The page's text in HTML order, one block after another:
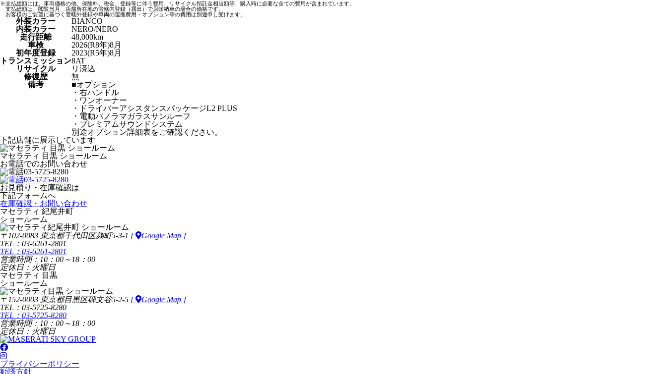
※支払総額には、車両価格の他、保険料、税金、登録等に伴う費用、リサイクル預託金相当額等、購入時に必要な全ての費用が含まれています。
支払総額は、閲覧当月、店舗所在地の管轄内登録（届出）で店頭納車の場合の価格です。
お客様のご要望に基づく管轄外登録や車両の運搬費用・オプション等の費用は別途申し受けます。
外装カラー
BIANCO
内装カラー
NERO/NERO
走行距離
48,000km
車検
2026(R8年)8月
初年度登録
2023(R5年)8月
トランスミッション8AT
リサイクル
リ済込
修復歴
無
備考
■オプション
・右ハンドル
・ワンオーナー
・ドライバーアシスタンスパッケージL2 PLUS
・電動パノラマガラスサンルーフ
・プレミアムサウンドシステム
別途オプション詳細表をご確認ください。
下記店舗に展示しています
マセラティ 目黒 ショールーム
お電話でのお問い合わせ
03-5725-8280
03-5725-8280
お見積り・在庫確認は
下記フォームへ
在庫確認・お問い合わせ
マセラティ 紀尾井町
ショールーム
〒102-0083 東京都千代田区麹町5-3-1 [
Google Map ]
TEL：03-6261-2801
TEL：03-6261-2801
営業時間：10：00～18：00
定休日：火曜日
マセラティ 目黒
ショールーム
〒152-0003 東京都目黒区碑文谷5-2-5 [
Google Map ]
TEL：03-5725-8280
TEL：03-5725-8280
営業時間：10：00～18：00
定休日：火曜日
プライバシーポリシー
勧誘方針